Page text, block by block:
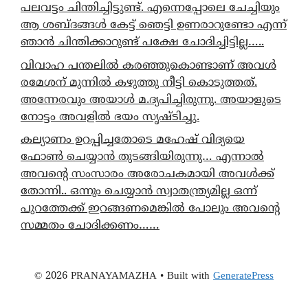
പലവട്ടം ചിന്തിച്ചിട്ടുണ്ട്. എന്നെപ്പോലെ ചേച്ചിയും
ആ ശബ്ദങ്ങൾ കേട്ട് ഞെട്ടി ഉണരാറുണ്ടോ എന്ന്
ഞാൻ ചിന്തിക്കാറുണ്ട് പക്ഷേ ചോദിച്ചിട്ടില്ല…..
വിവാഹ പന്തലിൽ കരഞ്ഞുകൊണ്ടാണ് അവൾ
രമേശന് മുന്നിൽ കഴുത്തു നീട്ടി കൊടുത്തത്.
അന്നേരവും അയാൾ മ.ദ്യപിച്ചിരുന്നു. അയാളുടെ
നോട്ടം അവളിൽ ഭയം സൃഷ്ടിച്ചു.
കല്യാണം ഉറപ്പിച്ചതോടെ മഹേഷ് വിദ്യയെ
ഫോൺ ചെയ്യാൻ തുടങ്ങിയിരുന്നു… എന്നാൽ
അവന്റെ സംസാരം അരോചകമായി അവൾക്ക്
തോന്നി.. ഒന്നും ചെയ്യാൻ സ്വാതന്ത്ര്യമില്ല ഒന്ന്
പുറത്തേക്ക് ഇറങ്ങണമെങ്കിൽ പോലും അവന്റെ
സമ്മതം ചോദിക്കണം……
© 2026 PRANAYAMAZHA • Built with GeneratePress